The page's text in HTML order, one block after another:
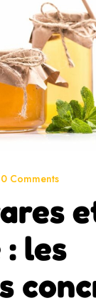
0 Comments
les